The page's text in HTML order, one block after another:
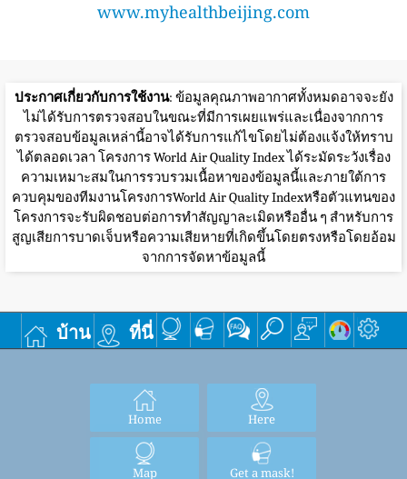
www.myhealthbeijing.com
ประกาศเกี่ยวกับการใช้งาน: ข้อมูลคุณภาพอากาศทั้งหมดอาจจะยัง
ไม่ได้รับการตรวจสอบในขณะที่มีการเผยแพร่และเนื่องจากการ
ตรวจสอบข้อมูลเหล่านี้อาจได้รับการแก้ไขโดยไม่ต้องแจ้งให้ทราบ
ได้ตลอดเวลา โครงการ World Air Quality Index ได้ระมัดระวังเรื่อง
ความเหมาะสมในการรวบรวมเนื้อหาของข้อมูลนี้และภายใต้การ
ควบคุมของทีมงานโครงการWorld Air Quality Indexหรือตัวแทนของ
โครงการจะรับผิดชอบต่อการทำสัญญาละเมิดหรืออื่น ๆ สำหรับการ
สูญเสียการบาดเจ็บหรือความเสียหายที่เกิดขึ้นโดยตรงหรือโดยอ้อม
จากการจัดหาข้อมูลนี้
บ้าน ที่นี่
Home Here
Map Get a mask!